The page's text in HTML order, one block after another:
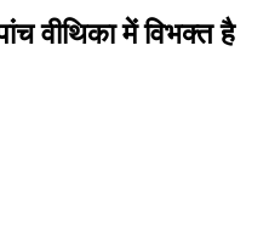
वीथिका में विभक्त है